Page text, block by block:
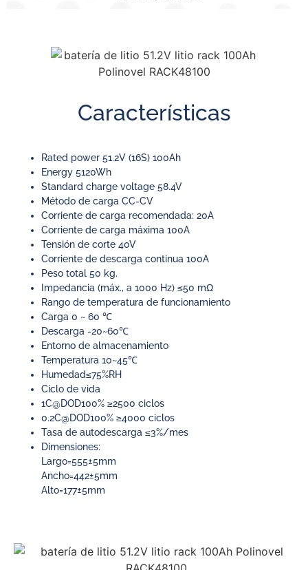
Características
Rated power 51.2V (16S) 100Ah
Energy 5120Wh
Standard charge voltage 58.4V
Método de carga CC-CV
Corriente de carga recomendada: 20A
Corriente de carga máxima 100A
Tensión de corte 40V
Corriente de descarga continua 100A
Peso total 50 kg.
Impedancia (máx., a 1000 Hz) ≤50 mΩ
Rango de temperatura de funcionamiento
Carga 0 ~ 60 ℃
Descarga -20~60℃
Entorno de almacenamiento
Temperatura 10~45℃
Humedad≤75%RH
Ciclo de vida
1C@DOD100% ≥2500 ciclos
0.2C@DOD100% ≥4000 ciclos
Tasa de autodescarga ≤3%/mes
Dimensiones:
Largo=555±5mm
Ancho=442±5mm
Alto=177±5mm